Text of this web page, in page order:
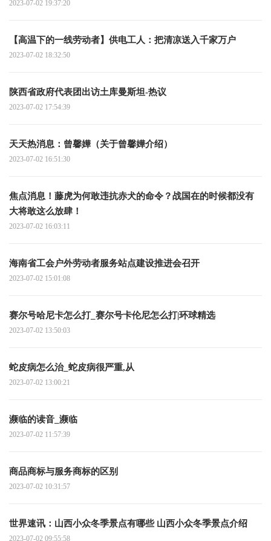
2023-07-02 19:37:20
【高温下的一线劳动者】供电工人：把清凉送入千家万户
2023-07-02 18:32:50
陕西省政府代表团出访土库曼斯坦-热议
2023-07-02 17:54:39
天天热消息：曾馨嬅（关于曾馨嬅介绍）
2023-07-02 16:51:30
焦点消息！藤虎为何敢违抗赤犬的命令？战国在的时候都没有
大将敢这么放肆！
2023-07-02 16:03:11
海南省工会户外劳动者服务站点建设推进会召开
2023-07-02 15:01:08
赛尔号哈尼卡怎么打_赛尔号卡伦尼怎么打|环球精选
2023-07-02 13:50:03
蛇皮病怎么治_蛇皮病很严重,从
2023-07-02 13:00:21
濒临的读音_濒临
2023-07-02 11:57:39
商品商标与服务商标的区别
2023-07-02 10:31:57
世界速讯：山西小众冬季景点有哪些 山西小众冬季景点介绍
2023-07-02 09:55:58